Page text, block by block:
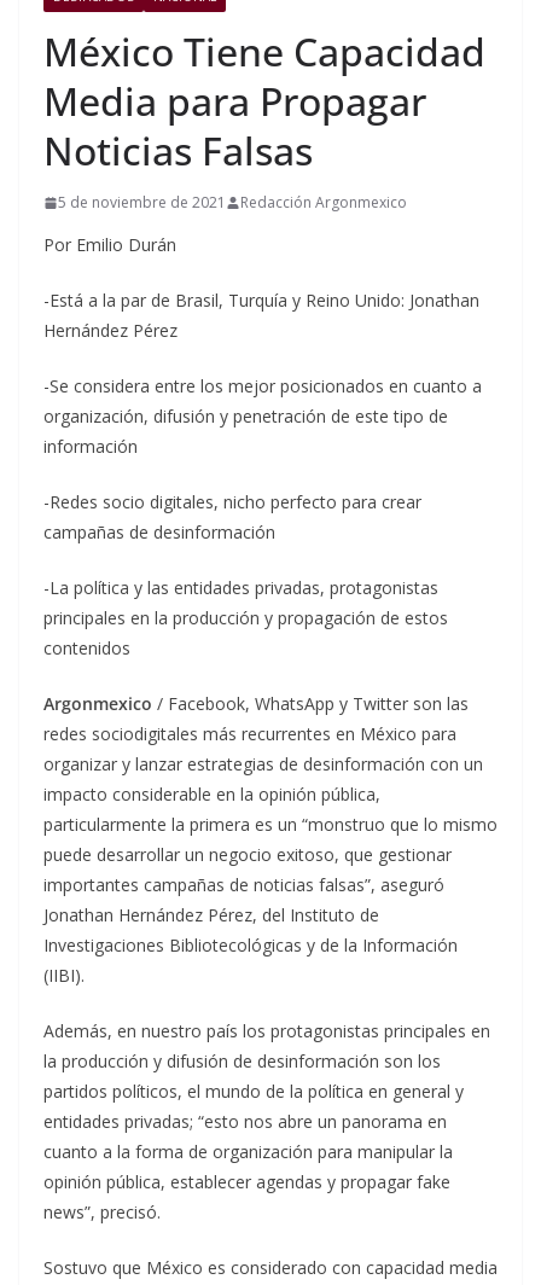
México Tiene Capacidad
Media para Propagar
Noticias Falsas
5 de noviembre de 2021 Redacción Argonmexico
Por Emilio Durán
-Está a la par de Brasil, Turquía y Reino Unido: Jonathan
Hernández Pérez
-Se considera entre los mejor posicionados en cuanto a
organización, difusión y penetración de este tipo de
información
-Redes socio digitales, nicho perfecto para crear
campañas de desinformación
-La política y las entidades privadas, protagonistas
principales en la producción y propagación de estos
contenidos
Argonmexico / Facebook, WhatsApp y Twitter son las
redes sociodigitales más recurrentes en México para
organizar y lanzar estrategias de desinformación con un
impacto considerable en la opinión pública,
particularmente la primera es un “monstruo que lo mismo
puede desarrollar un negocio exitoso, que gestionar
importantes campañas de noticias falsas”, aseguró
Jonathan Hernández Pérez, del Instituto de
Investigaciones Bibliotecológicas y de la Información
(IIBI).
Además, en nuestro país los protagonistas principales en
la producción y difusión de desinformación son los
partidos políticos, el mundo de la política en general y
entidades privadas; “esto nos abre un panorama en
cuanto a la forma de organización para manipular la
opinión pública, establecer agendas y propagar fake
news”, precisó.
Sostuvo que México es considerado con capacidad media